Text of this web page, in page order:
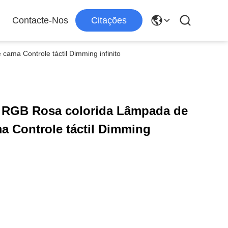
Contacte-Nos Citações
Controle táctil Dimming infinito
Rosa colorida Lâmpada de
Controle táctil Dimming